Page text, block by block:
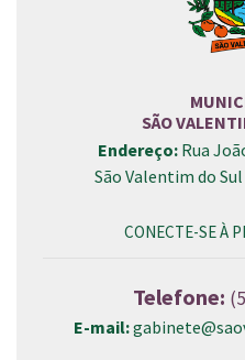
SÃO
Endereço: Rua
São Valentim do Sul
CONECTE-SE À
Telefone:
E-mail: